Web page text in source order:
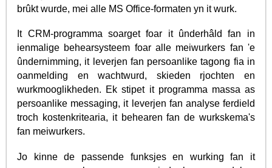
brûkt wurde, mei alle MS Office-formaten yn it wurk.
It CRM-programma soarget foar it ûnderhâld fan in
ienmalige behearsysteem foar alle meiwurkers fan 'e
ûndernimming, it leverjen fan persoanlike tagong fia in
oanmelding en wachtwurd, skieden rjochten en
wurkmooglikheden. Ek stipet it programma massa as
persoanlike messaging, it leverjen fan analyse ferdield
troch kostenkritearia, it behearen fan de wurkskema's
fan meiwurkers.
Jo kinne de passende funksjes en wurking fan it